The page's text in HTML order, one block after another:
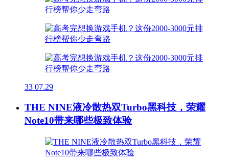
33 07.29
THE NINE液冷散热双Turbo黑科技，荣耀
Note10带来哪些极致体验